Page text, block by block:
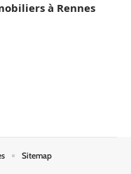
à Rennes
Sitemap